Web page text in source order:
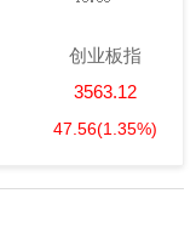
创业板指
3563.12
47.56(1.35%)